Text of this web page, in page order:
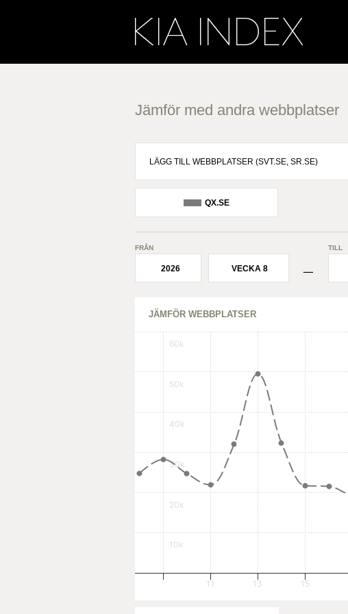
Jämför med andra webbplatser
QX.SE
FRÅN
2026 VECKA 8
¯
TILL
JÄMFÖR WEBBPLATSER
10k
20k
30k
40k
50k
60k
11 13 15